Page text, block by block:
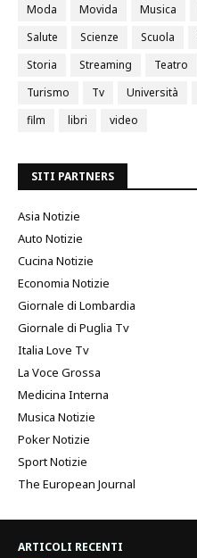
Moda
Movida Musica
Salute
Scienze Scuola
Storia
Streaming Teatro
Turismo
Tv Università
film
libri video
SITI PARTNERS
Asia Notizie
Auto Notizie
Cucina Notizie
Economia Notizie
Giornale di Lombardia
Giornale di Puglia Tv
Italia Love Tv
La Voce Grossa
Medicina Interna
Musica Notizie
Poker Notizie
Sport Notizie
The European Journal
ARTICOLI RECENTI